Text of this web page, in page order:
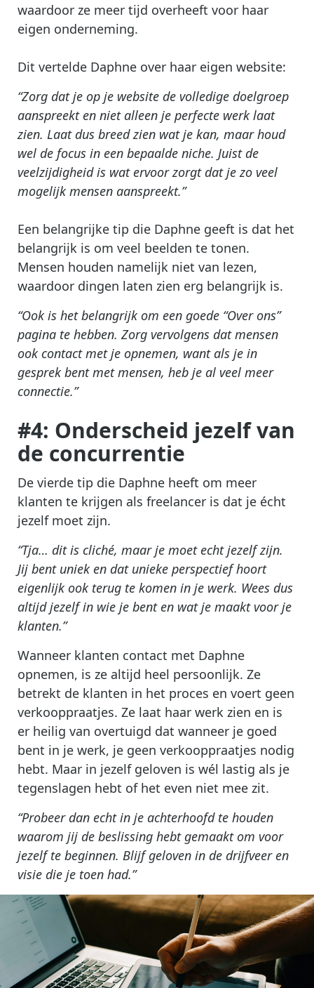
waardoor ze meer tijd overheeft voor haar
eigen onderneming.
Dit vertelde Daphne over haar eigen website:
“Zorg dat je op je website de volledige doelgroep
aanspreekt en niet alleen je perfecte werk laat
zien. Laat dus breed zien wat je kan, maar houd
wel de focus in een bepaalde niche. Juist de
veelzijdigheid is wat ervoor zorgt dat je zo veel
mogelijk mensen aanspreekt.”
Een belangrijke tip die Daphne geeft is dat het
belangrijk is om veel beelden te tonen.
Mensen houden namelijk niet van lezen,
waardoor dingen laten zien erg belangrijk is.
“Ook is het belangrijk om een goede “Over ons”
pagina te hebben. Zorg vervolgens dat mensen
ook contact met je opnemen, want als je in
gesprek bent met mensen, heb je al veel meer
connectie.”
#4: Onderscheid jezelf van
de concurrentie
De vierde tip die Daphne heeft om meer
klanten te krijgen als freelancer is dat je écht
jezelf moet zijn.
“Tja… dit is cliché, maar je moet echt jezelf zijn.
Jij bent uniek en dat unieke perspectief hoort
eigenlijk ook terug te komen in je werk. Wees dus
altijd jezelf in wie je bent en wat je maakt voor je
klanten.”
Wanneer klanten contact met Daphne
opnemen, is ze altijd heel persoonlijk. Ze
betrekt de klanten in het proces en voert geen
verkooppraatjes. Ze laat haar werk zien en is
er heilig van overtuigd dat wanneer je goed
bent in je werk, je geen verkooppraatjes nodig
hebt. Maar in jezelf geloven is wél lastig als je
tegenslagen hebt of het even niet mee zit.
“Probeer dan echt in je achterhoofd te houden
waarom jij de beslissing hebt gemaakt om voor
jezelf te beginnen. Blijf geloven in de drijfveer en
visie die je toen had.”